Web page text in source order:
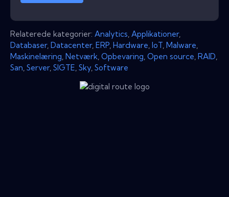
Relaterede kategorier: Analytics Applikationer,
Databaser, Datacenter, ERP Hardware IoT Malware
Maskinelæring Netværk Opbevaring Open source RAID
San Server, SIGTE Sky Software